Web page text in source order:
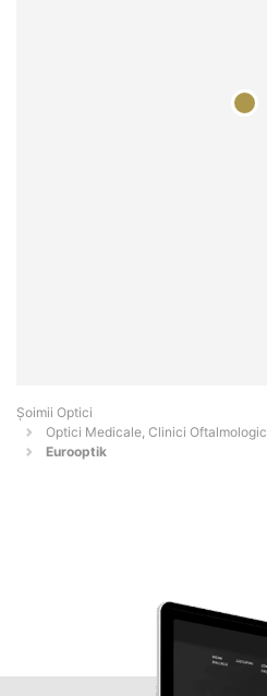
Șoimii Optici
Optici Medicale, Clinici
Eurooptik